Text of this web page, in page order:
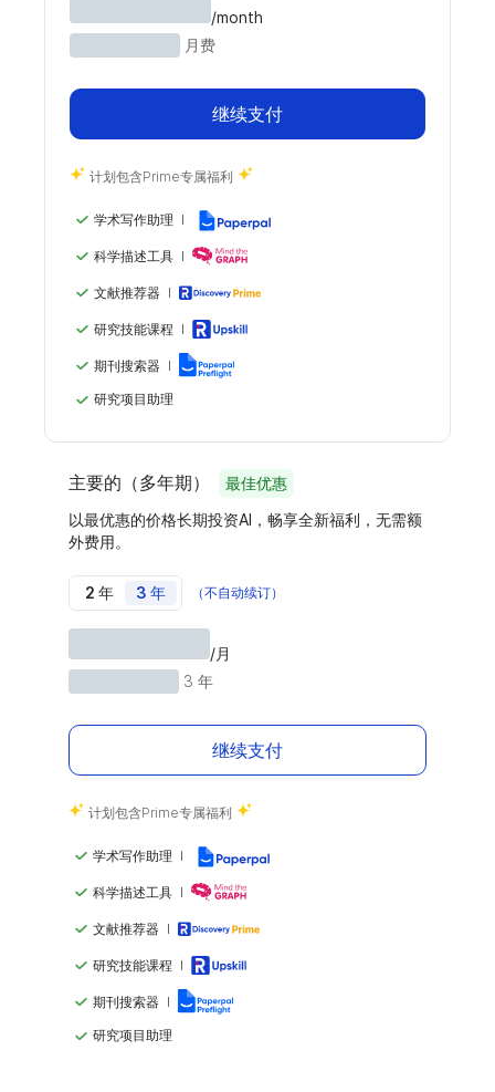
/month
月费
继续支付
计划包含Prime专属福利
学术写作助理
科学描述工具
文献推荐器
研究技能课程
期刊搜索器
研究项目助理
主要的（多年期）
最佳优惠
以最优惠的价格长期投资AI，畅享全新福利，无需额
外费用。
2 年 3 年 （不自动续订）
/月
3 年
继续支付
计划包含Prime专属福利
学术写作助理
科学描述工具
文献推荐器
研究技能课程
期刊搜索器
研究项目助理